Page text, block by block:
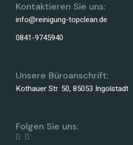
Kontaktieren Sie uns:
info@reinigung-topclean.de
0841-9745940
Unsere Büroanschrift:
Kothauer Str. 50, 85053 Ingolstadt
Folgen Sie uns: